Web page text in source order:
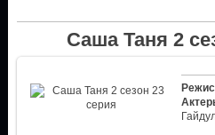
Саша Таня 2